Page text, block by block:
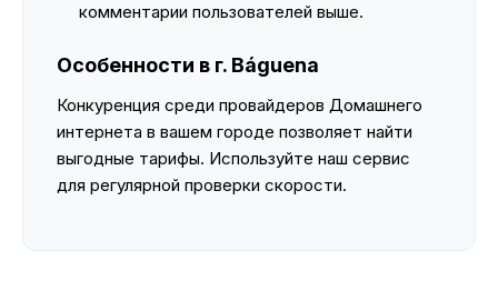
комментарии пользователей выше.
Особенности в г. Báguena
Конкуренция среди провайдеров Домашнего
интернета в вашем городе позволяет найти
выгодные тарифы. Используйте наш сервис
для регулярной проверки скорости.